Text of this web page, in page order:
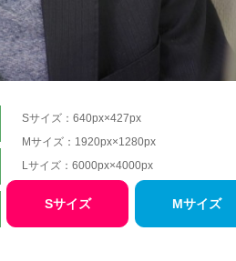
Sサイズ：640px×427px
Mサイズ：1920px×1280px
Lサイズ：6000px×4000px
Sサイズ Mサイズ